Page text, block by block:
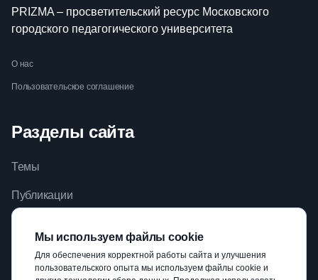
PRIZMA – просветительский ресурс Московского
городского педагогического университета
О нас
Пользовательское соглашение
Разделы сайта
Темы
Публикации
Библиотека
Мы используем файлы cookie
Для обеспечения корректной работы сайта и улучшения
пользовательского опыта мы используем файлы cookie и